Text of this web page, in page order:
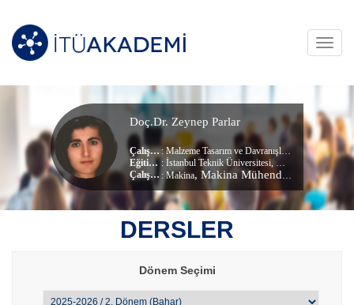
Doç.Dr. Zeynep Parlar
Çalışma Alanları:Malzeme Tasarım ve Davranışları
Makine
Eğitim Durumu
: İstanbul Teknik Üniversitesi, Konstrüksiyon Ve İmalat (dr) (Doktora)
Çalıştığı Birim :Makina, Makina Mühendisliği Bölümü
DERSLER
Dönem Seçimi